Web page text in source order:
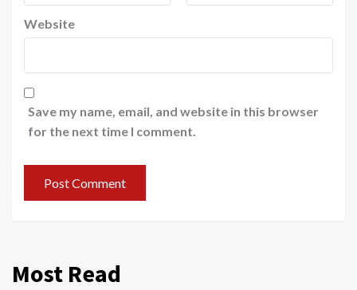
Website
Save my name, email, and website in this browser
for the next time I comment.
Most Read